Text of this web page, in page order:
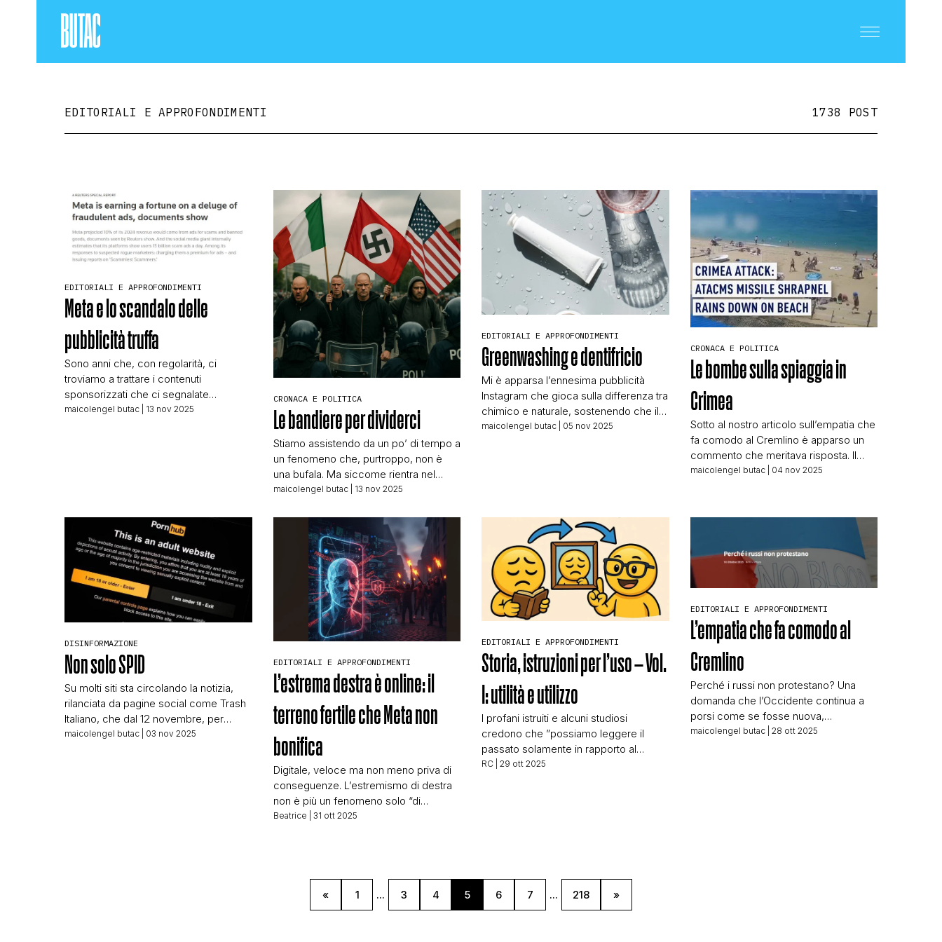
SCIENZA E TECNOLOGIA
SALUTE E MEDICINA
STORIA E CITAZIONI
COMPLOTTI, LEGGENDE URBANE ED EVERGREEN
EDITORIALI
TRUFFE E SOCIAL NETWORK
CLIMA ED ENERGIA
CONTATTI
CHI SIAMO
EDITORIALI E APPROFONDIMENTI 1738 POST
EDITORIALI E APPROFONDIMENTI
Meta e lo scandalo delle
pubblicità truffa
Sono anni che, con regolarità, ci
troviamo a trattare i contenuti
sponsorizzati che ci segnalate
circolare su Facebook e Instagram,
quanto perfettamente conscio di […]
maicolengel butac | 13 nov 2025
CRONACA E POLITICA
Le bandiere per dividerci
Stiamo assistendo da un po’ di tempo a
un fenomeno che, purtroppo, non è
una bufala. Ma siccome rientra nel
grande calderone della propaganda e
materiale adatto al nostro piccolo blog.
Dalle notizie internazionali A inizio
settembre ABC News australiana
titolava: ‘Weaponisation’ of Australian
flag denounced in wake of divisive
rallies […]
maicolengel butac| 13 nov 2025
EDITORIALI E APPROFONDIMENTI
Greenwashing e dentifricio
Mi è apparsa l’ennesima pubblicità
Instagram che gioca sulla differenza tra
chimico e naturale, sostenendo che il
secondo sia molto meglio del primo.
maicolengel butac | 05 nov 2025
CRONACA E POLITICA
Le bombe sulla spiaggia in
Crimea
Sotto al nostro articolo sull’empatia che
fa comodo al Cremlino è apparso un
commento che meritava risposta. Il
lettore – da sempre più vicino alla
bombardato obiettivi militari. Certo,
cossacchi che prendono il sole è un
[…]
maicolengel butac| 04 nov 2025
DISINFORMAZIONE
Non solo SPID
Su molti siti sta circolando la notizia,
rilanciata da pagine social come Trash
Italiano, che dal 12 novembre, per
accedere ai siti vietati ai minori di 18
maicolengel butac | 03 nov 2025
EDITORIALI E APPROFONDIMENTI
L’estrema destra è online: il
terreno fertile che Meta non
bonifica
Digitale, veloce ma non meno priva di
conseguenze. L’estremismo di destra
non è più un fenomeno solo “di
nicchia” o legato a luoghi fisici, ma una
contesto che, come dimostrato da
un’inchiesta del Guardian, è diventato
terreno fertile […]
Beatrice | 31 ott 2025
EDITORIALI E APPROFONDIMENTI
Storia, istruzioni per l’uso – Vol.
I: utilità e utilizzo
I profani istruiti e alcuni studiosi
credono che ”possiamo leggere il
passato solamente in rapporto al
presente”. [Ciò sarebbe dovuto a]
RC | 29 ott 2025
EDITORIALI E APPROFONDIMENTI
L’empatia che fa comodo al
Cremlino
Perché i russi non protestano? Una
domanda che l’Occidente continua a
porsi come se fosse nuova,
dimenticando che la risposta cambia a
maicolengel butac| 28 ott 2025
« 1 ... 3 4 5 6 7 ... 218 »